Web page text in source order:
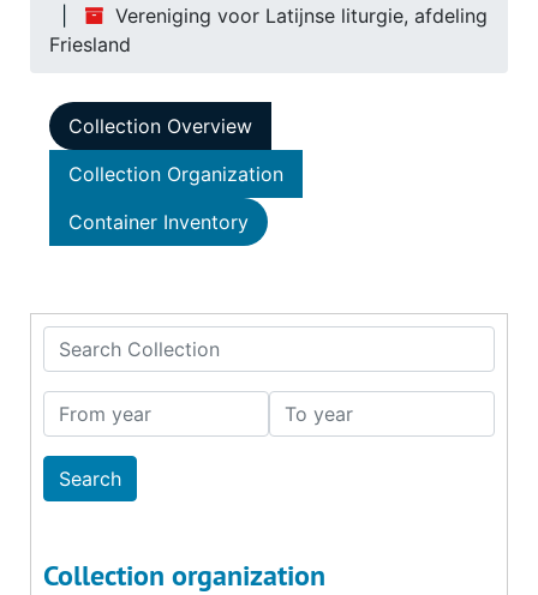
Vereniging voor Latijnse liturgie, afdeling
Friesland
Collection Overview
Collection Organization
Container Inventory
Search Collection
From year To year
Collection organization